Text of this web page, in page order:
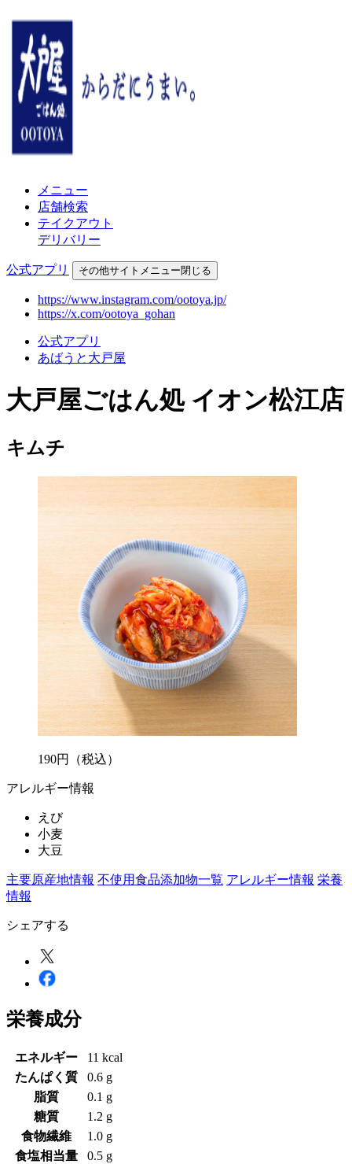
メニュー
店舗検索
テイクアウト
デリバリー
公式アプリ その他サイトメニュー閉じる
https://www.instagram.com/ootoya.jp/
https://x.com/ootoya_gohan
公式アプリ
あばうと大戸屋
大戸屋ごはん処 イオン松江店
キムチ
190円 （税込）
アレルギー情報
えび
小麦
大豆
主要原産地情報 不使用食品添加物一覧 アレルギー情報 栄養
情報
シェアする
栄養成分
エネルギー
11 kcal
たんぱく質
0.6 g
脂質
0.1 g
糖質
1.2 g
食物繊維
1.0 g
食塩相当量
0.5 g